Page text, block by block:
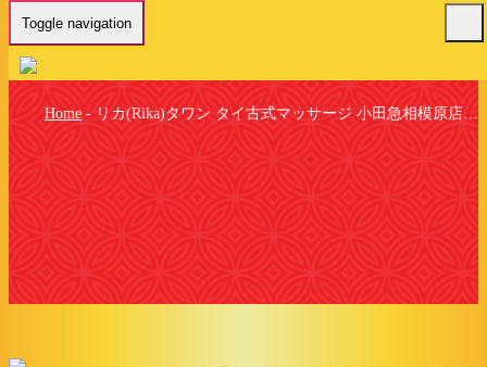
Toggle navigation
Home - リカ(Rika)タワン タイ古式マッサージ 小田急相模原店…